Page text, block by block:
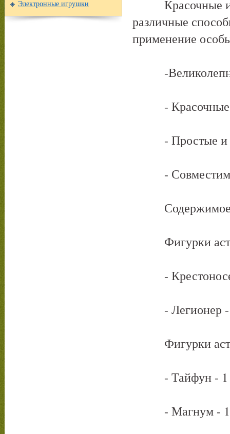
Электронные игрушки
Красочные
различные
применение
-
- Красочные
- Простые и
- Совместим с
Содержимое
Фигурки
-
- Легионер -
Фигурки
- Тайфун - 1
- Магнум -